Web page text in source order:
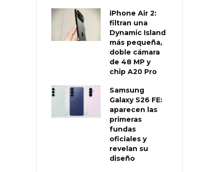
iPhone Air 2:
filtran una
Dynamic Island
más pequeña,
doble cámara
de 48 MP y
chip A20 Pro
Samsung
Galaxy S26 FE:
aparecen las
primeras
fundas
oficiales y
revelan su
diseño